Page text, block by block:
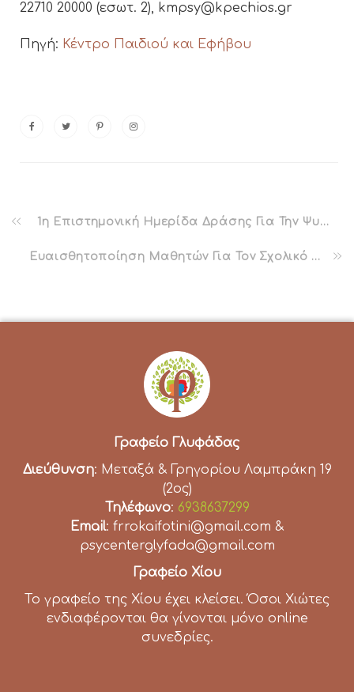
22710 20000 (εσωτ. 2), kmpsy@kpechios.gr
Πηγή: Κέντρο Παιδιού και Εφήβου
1η Επιστημονική Ημερίδα Δράσης Για Την Ψυχική Υγεία
Ευαισθητοποίηση Μαθητών Για Τον Σχολικό Εκφοβισμό
Γραφείο Γλυφάδας
Διεύθυνση: Μεταξά & Γρηγορίου Λαμπράκη 19
(2ος)
Τηλέφωνο: 6938637299
Email: frrokaifotini@gmail.com &
psycenterglyfada@gmail.com
Γραφείο Χίου
Το γραφείο της Χίου έχει κλείσει. Όσοι Χιώτες
ενδιαφέρονται θα γίνονται μόνο online
συνεδρίες.